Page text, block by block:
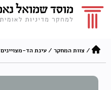
/צוות המחקר /עינת הד-מצויינים